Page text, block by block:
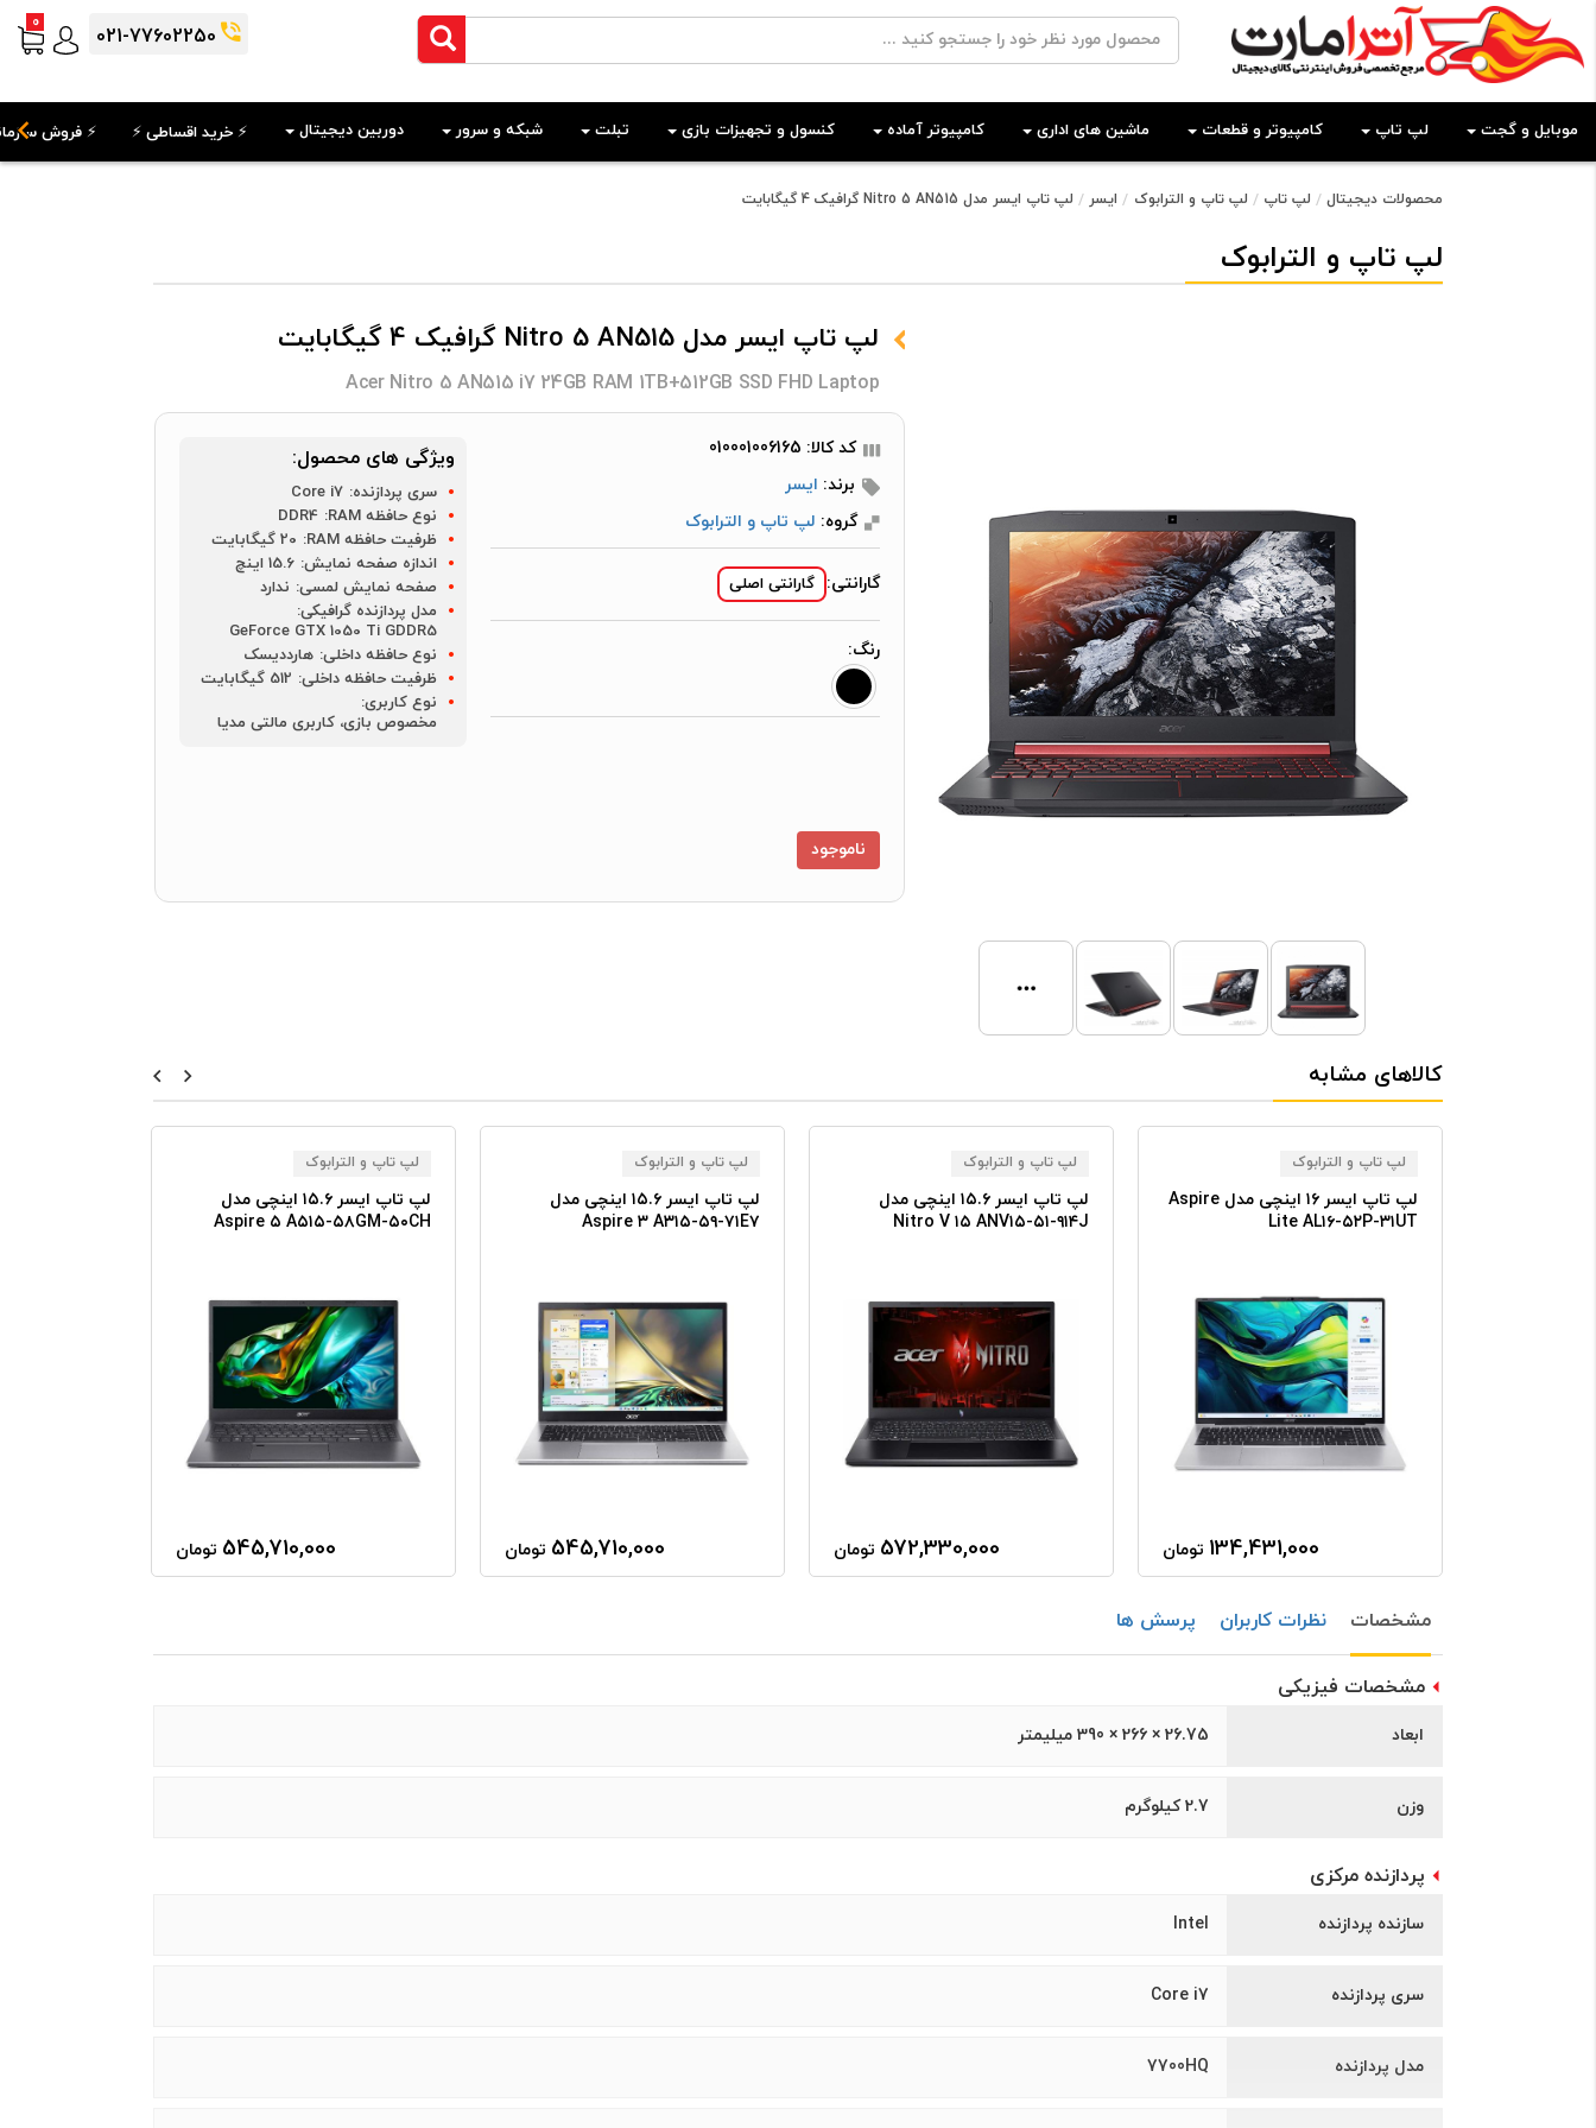
0
021-77602250
موبایل و گجت لپ تاپ کامپیوتر و قطعات ماشین های اداری کامپیوتر آماده کنسول و تجهیزات بازی تبلت شبکه و سرور دوربین دیجیتال ⚡️ خرید اقساطی ⚡️ ⚡️ فروش
محصولات دیجیتال لپ تاپ لپ تاپ و الترابوک ایسر لپ تاپ ایسر مدل Nitro 5 AN515 گرافیک 4 گیگابایت
لپ تاپ و الترابوک
لپ تاپ ایسر مدل Nitro 5 AN515 گرافیک 4 گیگابایت
Acer Nitro 5 AN515 i7 24GB RAM 1TB+512GB SSD FHD Laptop
کد کالا: 010001006165
برند: ایسر
گروه: لپ تاپ و الترابوک
گارانتی: گارانتی اصلی
رنگ:
ویژگی های محصول:
سری پردازنده: Core i7
نوع حافظه RAM:
DDR4
ظرفیت حافظه RAM:
20 گیگابایت
اندازه صفحه نمایش: 15.6 اینچ
صفحه نمایش لمسی: ندارد
مدل پردازنده گرافیکی:
GeForce GTX 1050 Ti GDDR5
نوع حافظه داخلی: هارددیسک
ظرفیت حافظه داخلی: 512 گیگابایت
نوع کاربری:
مخصوص بازی، کاربری مالتی مدیا
ناموجود
کالاهای مشابه
لپ تاپ و الترابوک
لپ تاپ ایسر ۱۶ اینچی مدل Aspire
Lite AL۱۶-۵۲P-۳۱UT
134,431,000 تومان
لپ تاپ و الترابوک
لپ تاپ ایسر ۱۵.۶ اینچی مدل
Nitro V ۱۵ ANV۱۵-۵۱-۹۱۴J
572,330,000 تومان
لپ تاپ و الترابوک
لپ تاپ ایسر ۱۵.۶ اینچی مدل
Aspire ۳ A۳۱۵-۵۹-۷۱E۷
545,710,000 تومان
لپ تاپ و الترابوک
لپ تاپ ایسر ۱۵.۶ اینچی مدل
Aspire ۵ A۵۱۵-۵۸GM-۵۰CH
545,710,000 تومان
مشخصات نظرات کاربران پرسش ها
مشخصات فیزیکی
ابعاد 26.75 × 266 × 390 میلیمتر
وزن 2.7 کیلوگرم
پردازنده مرکزی
سازنده پردازنده Intel
سری پردازنده Core i7
مدل پردازنده 7700HQ